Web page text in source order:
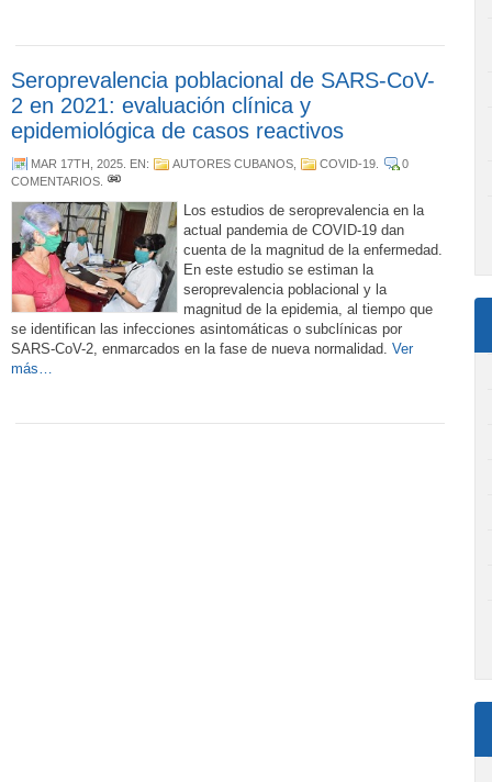
Seroprevalencia poblacional de SARS-CoV-
2 en 2021: evaluación clínica y
epidemiológica de casos reactivos
MAR 17TH, 2025 . EN: AUTORES CUBANOS COVID-19
0
COMENTARIOS
Los estudios de seroprevalencia en la
actual pandemia de COVID-19 dan
cuenta de la magnitud de la enfermedad.
En este estudio se estiman la
seroprevalencia poblacional y la
magnitud de la epidemia, al tiempo que
se identifican las infecciones asintomáticas o subclínicas por
SARS-CoV-2, enmarcados en la fase de nueva normalidad. Ver
más…